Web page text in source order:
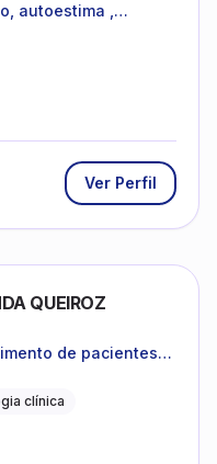
autoestima ,
Ver Perfil
QUEIROZ
de pacientes
clínica